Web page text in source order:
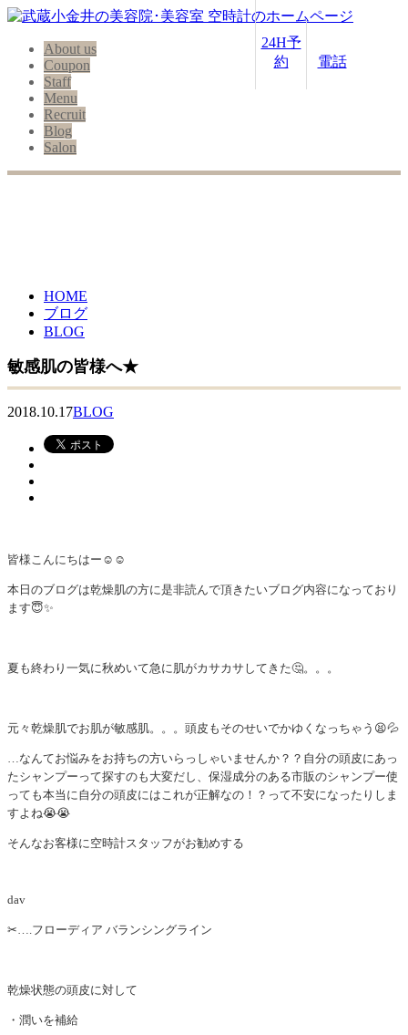
24H予
約
電話
About us
Coupon
Staff
Menu
Recruit
Blog
Salon
HOME
ブログ
BLOG
敏感肌の皆様へ★
2018.10.17BLOG
皆様こんにちはー☺️☺️
本日のブログは乾燥肌の方に是非読んで頂きたいブログ内容になっており
ます😇✨
夏も終わり一気に秋めいて急に肌がカサカサしてきた🤔。。。
元々乾燥肌でお肌が敏感肌。。。頭皮もそのせいでかゆくなっちゃう😫💦
…なんてお悩みをお持ちの方いらっしゃいませんか？？自分の頭皮にあっ
たシャンプーって探すのも大変だし、保湿成分のある市販のシャンプー使
っても本当に自分の頭皮にはこれが正解なの！？って不安になったりしま
すよね😭😭
そんなお客様に空時計スタッフがお勧めする
dav
✂︎….フローディア バランシングライン
乾燥状態の頭皮に対して
・潤いを補給